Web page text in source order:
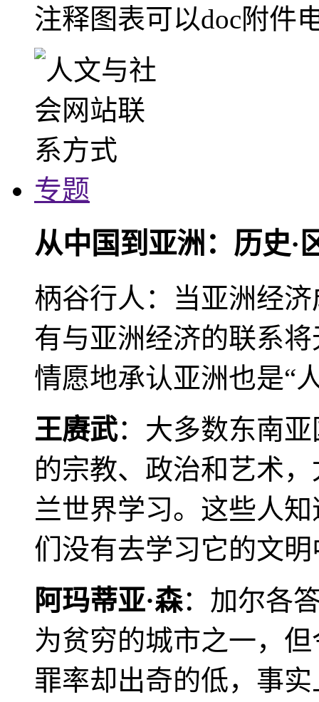
注释图表可以doc附件
专题
从中国到亚洲：历史·
柄谷行人：当亚洲经
有与亚洲经济的联系
情愿地承认亚洲也是“
王赓武：大多数东南
的宗教、政治和艺术
兰世界学习。这些人
们没有去学习它的文
阿玛蒂亚·森：加尔各
为贫穷的城市之一，
罪率却出奇的低，事